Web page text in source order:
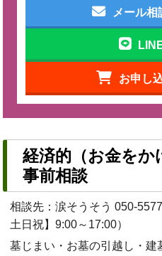
メール相
お申し
経済的（お金を
事前相談
相談先：涙そうそう050-
土日祝】9:00～17:00）
墓じまい・お墓の引越し・